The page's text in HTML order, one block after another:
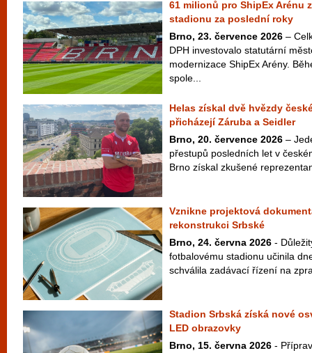
61 milionů pro ShipEx Arénu
stadionu za poslední roky
Brno, 23. července 2026 –
DPH investovalo statutární
modernizace ShipEx Arény.
spole...
Helas získal dvě hvězdy
přicházejí Záruba a Seidler
Brno, 20. července 2026 –
přestupů posledních let v
Brno získal zkušené
Vznikne projektová
rekonstrukci Srbské
Brno, 24. června 2026 -
fotbalovému stadionu učinila
schválila zadávací řízení na
Stadion Srbská získá nové
LED obrazovky
Brno, 15. června 2026 -